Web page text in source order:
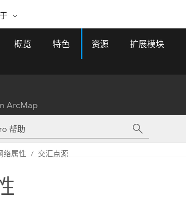
Esri 产品、合作伙伴产品和开发
人员订阅
、有弹性且可持续发展
与周围环境的关系。
服务
档
Esri
创新
声
行业新闻和 ArcGIS 更新
地理空间新闻、观点和趋势
ESRI
伙伴
纳士
与分析师关系
联系我们
概览 特色 资源 扩展模块
ArcMap
络属性 交汇点源